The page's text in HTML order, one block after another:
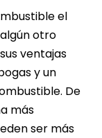
el
otro
ventajas
y un
De
más
ser más